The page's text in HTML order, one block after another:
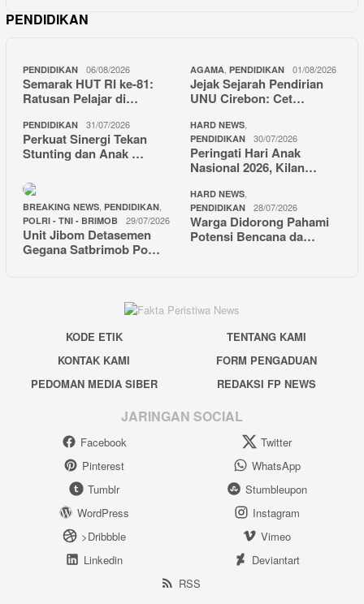
PENDIDIKAN
PENDIDIKAN 06/08/2026
Semarak HUT RI ke-81:
Ratusan Pelajar di…
AGAMA, PENDIDIKAN 01/08/2026
Jejak Sejarah Pendirian
UNU Cirebon: Cet…
PENDIDIKAN 31/07/2026
Perkuat Sinergi Tekan
Stunting dan Anak …
HARD NEWS,
PENDIDIKAN 30/07/2026
Peringati Hari Anak
Nasional 2026, Kilan…
BREAKING NEWS, PENDIDIKAN,
POLRI - TNI - BRIMOB 29/07/2026
Unit Jibom Detasemen
Gegana Satbrimob Po…
HARD NEWS,
PENDIDIKAN 28/07/2026
Warga Didorong Pahami
Potensi Bencana da…
KODE ETIK
TENTANG KAMI
KONTAK KAMI
FORM PENGADUAN
PEDOMAN MEDIA SIBER
REDAKSI FP NEWS
JARINGAN SOCIAL
Facebook
Twitter
Pinterest
WhatsApp
Tumblr
Stumbleupon
WordPress
Instagram
>Dribbble
Vimeo
Linkedin
Deviantart
RSS